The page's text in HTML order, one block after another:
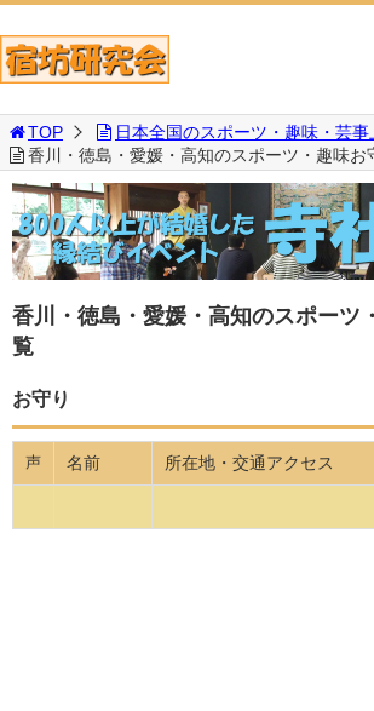
TOP
日本全国のスポーツ・趣味・芸
香川・徳島・愛媛・高知のスポーツ・趣味お
香川・徳島・愛媛・高知のスポーツ
覧
お守り
声 名前 所在地・交通アクセス